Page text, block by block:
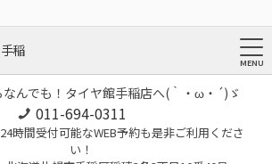
稲
んでも！タイヤ館手稲店へ(｀・ω・´)ゞ
011-694-0311
時間受付可能なWEB予約も是非ご利用くださ
い！